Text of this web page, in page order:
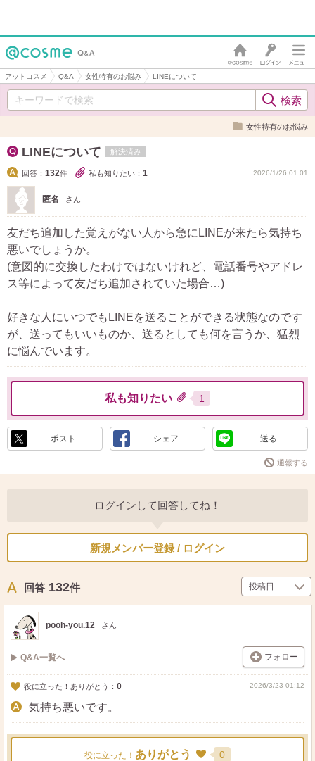
アットコスメ Q&A 女性特有のお悩み LINEについて
女性特有のお悩み
LINEについて 解決済み
回答： 132件 私も知りたい： 1 2026/1/26 01:01
匿名 さん
友だち追加した覚えがない人から急にLINEが来たら気持ち
悪いでしょうか。
(意図的に交換したわけではないけれど、電話番号やアドレ
ス等によって友だち追加されていた場合…)
好きな人にいつでもLINEを送ることができる状態なのです
が、送ってもいいものか、送るとしても何を言うか、猛烈
に悩んでいます。
私も知りたい 1
ポスト シェア 送る
通報する
ログインして回答してね！
新規メンバー登録 / ログイン
回答 132件
pooh-you.12 さん
Q&A一覧へ フォロー
役に立った！ありがとう： 0 2026/3/23 01:12
気持ち悪いです。
役に立った！ ありがとう 0